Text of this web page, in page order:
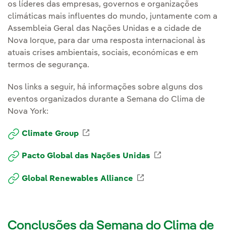
os líderes das empresas, governos e organizações
climáticas mais influentes do mundo, juntamente com a
Assembleia Geral das Nações Unidas e a cidade de
Nova Iorque, para dar uma resposta internacional às
atuais crises ambientais, sociais, económicas e em
termos de segurança.
Nos links a seguir, há informações sobre alguns dos
eventos organizados durante a Semana do Clima de
Nova York:
Climate Group
Pacto Global das Nações Unidas
Global Renewables Alliance
Conclusões da Semana do Clima de